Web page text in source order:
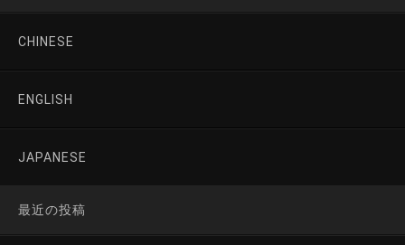
CHINESE
ENGLISH
JAPANESE
最近の投稿